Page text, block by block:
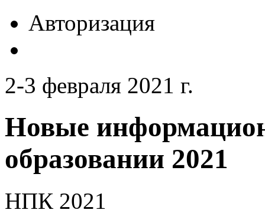
Авторизация
2-3 февраля 2021 г.
Новые
образовании 2021
НПК 2021